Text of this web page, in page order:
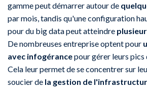
gamme peut démarrer autour de
par mois, tandis qu'une configuration
pour du big data peut atteindre
De nombreuses entreprise optent pour
avec infogérancepour gérer leurs
Cela leur permet de se concentrer sur
soucier de la gestion de